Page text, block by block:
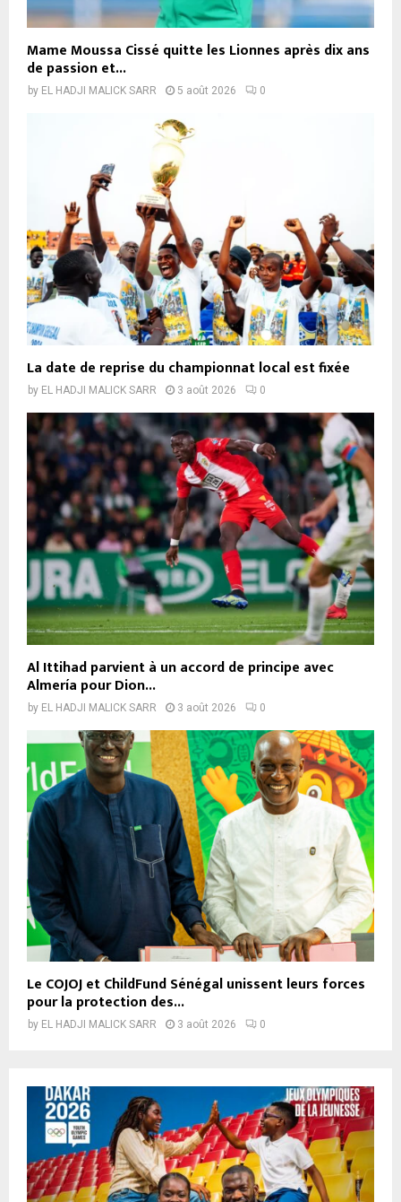
Mame Moussa Cissé quitte les Lionnes après dix ans
de passion et...
by EL HADJI MALICK SARR 5 août 2026 0
La date de reprise du championnat local est fixée
by EL HADJI MALICK SARR 3 août 2026 0
Al Ittihad parvient à un accord de principe avec
Almería pour Dion...
by EL HADJI MALICK SARR 3 août 2026 0
Le COJOJ et ChildFund Sénégal unissent leurs forces
pour la protection des...
by EL HADJI MALICK SARR 3 août 2026 0